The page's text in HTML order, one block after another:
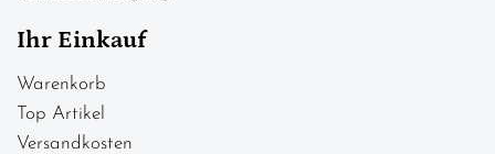
Ihr Einkauf
Warenkorb
Top Artikel
Versandkosten